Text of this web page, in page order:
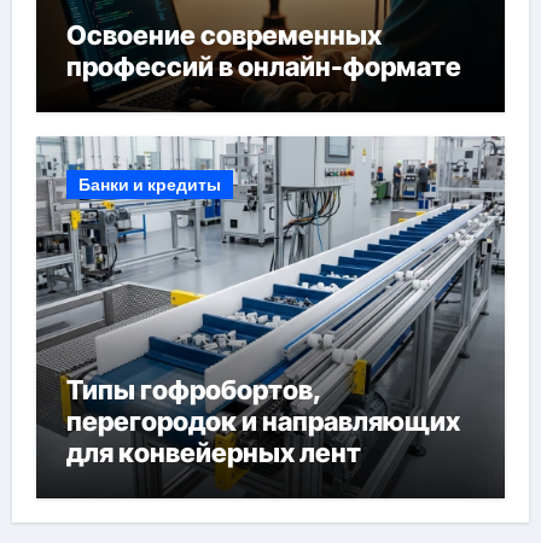
Освоение современных
профессий в онлайн-формате
Банки и кредиты
Типы гофробортов,
перегородок и направляющих
для конвейерных лент